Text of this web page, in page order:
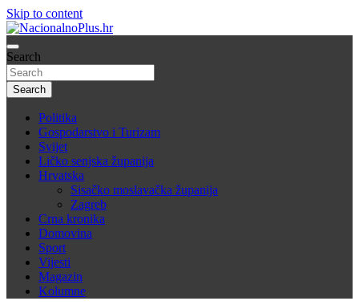
Skip to content
NacionalnoPlus.hr
Nacija želi znati više
Search
Search
Politika
Gospodarstvo i Turizam
Svijet
Ličko senjska županija
Hrvatska
Sisačko moslavačka županija
Zagreb
Crna kronika
Domovina
Sport
Vijesti
Magazin
Kolumne